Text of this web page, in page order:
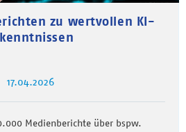
zu wertvollen KI-
17.04.2026
Medienberichte über bspw.